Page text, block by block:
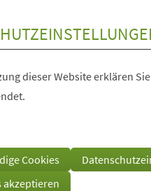
dieser Website erklären
Cookies
akzeptieren